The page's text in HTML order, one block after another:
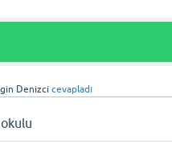
Denizci cevapladı